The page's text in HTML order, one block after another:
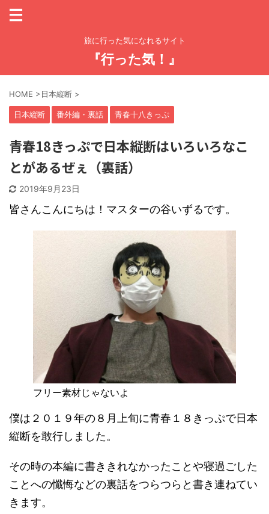
旅に行った気になれるサイト
『行った気！』
HOME >日本縦断 >
日本縦断 番外編・裏話 青春十八きっぷ
青春18きっぷで日本縦断はいろいろなこ
とがあるぜぇ（裏話）
2019年9月23日
皆さんこんにちは！マスターの谷いずるです。
フリー素材じゃないよ
僕は２０１９年の８月上旬に青春１８きっぷで日本
縦断を敢行しました。
その時の本編に書ききれなかったことや寝過ごした
ことへの懺悔などの裏話をつらつらと書き連ねてい
きます。